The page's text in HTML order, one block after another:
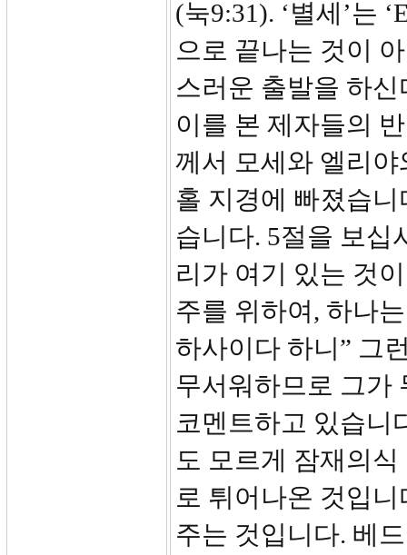
(눅9:31). ‘별세’는
으로 끝나는 것이
스러운 출발을 하
이를 본 제자들의
께서 모세와 엘리
홀 지경에 빠졌습
습니다. 5절을 보십
리가 여기 있는 것
주를 위하여, 하나
하사이다 하니” 그
무서워하므로 그가
코멘트하고 있습니
도 모르게 잠재의
로 튀어나온 것입
주는 것입니다. 베